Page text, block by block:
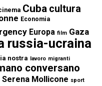
Cuba cultura
Economia
Europa film Gaza
russia-ucraina
nostra lavoro migranti
conversano
Serena Mollicone sport